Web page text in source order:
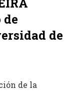
de
de la